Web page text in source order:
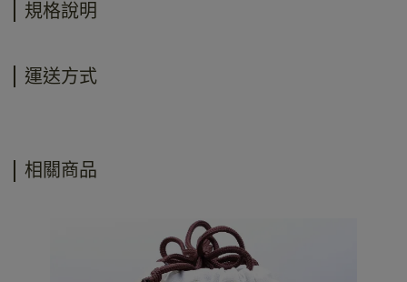
規格說明
運送方式
相關商品